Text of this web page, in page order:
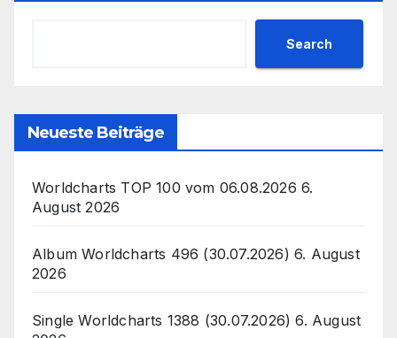
Search
Neueste Beiträge
Worldcharts TOP 100 vom 06.08.2026 6.
August 2026
Album Worldcharts 496 (30.07.2026) 6. August
2026
Single Worldcharts 1388 (30.07.2026) 6. August